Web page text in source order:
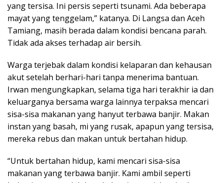
yang tersisa. Ini persis seperti tsunami. Ada beberapa
mayat yang tenggelam,” katanya. Di Langsa dan Aceh
Tamiang, masih berada dalam kondisi bencana parah.
Tidak ada akses terhadap air bersih.
Warga terjebak dalam kondisi kelaparan dan kehausan
akut setelah berhari-hari tanpa menerima bantuan.
Irwan mengungkapkan, selama tiga hari terakhir ia dan
keluarganya bersama warga lainnya terpaksa mencari
sisa-sisa makanan yang hanyut terbawa banjir. Makan
instan yang basah, mi yang rusak, apapun yang tersisa,
mereka rebus dan makan untuk bertahan hidup.
“Untuk bertahan hidup, kami mencari sisa-sisa
makanan yang terbawa banjir. Kami ambil seperti